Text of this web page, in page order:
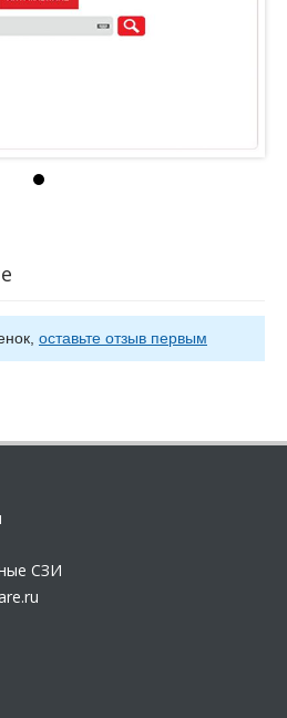
оставьте отзыв первым
СЗИ